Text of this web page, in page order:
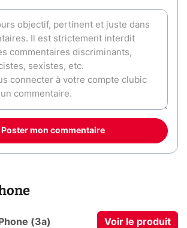
Poster mon commentaire
(3a) Voir le produit